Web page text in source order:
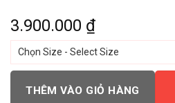
3.900.000 ₫
THÊM VÀO GIỎ HÀNG